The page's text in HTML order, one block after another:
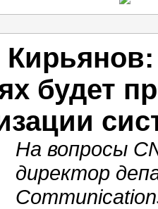
будет
На вопросы
директор